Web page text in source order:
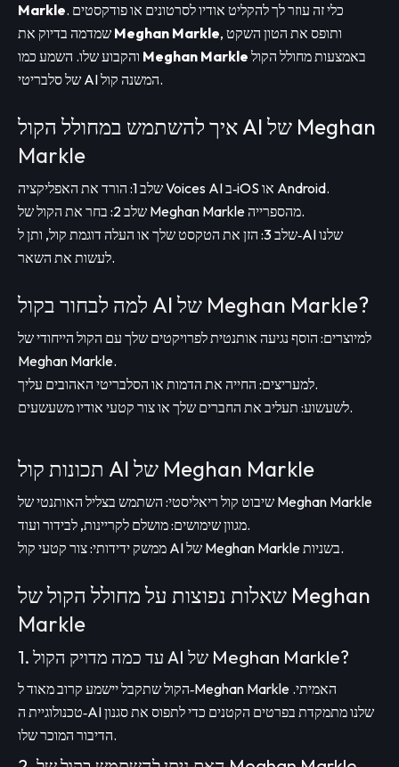
Markle. כלי זה עוזר לך להקליט אודיו לסרטונים או פודקסטים
Meghan Markle, ותופס את הטון השקט
Meghan Markle
של סלבריטי AI המשנה קול.
איך להשתמש במחולל הקול AI של Meghan
Markle
שלב 1: הורד את האפליקציה Voices AI ב‑iOS או Android.
שלב 2: בחר את הקול של Meghan Markle מהספרייה.
שלב 3: הזן את הטקסט שלך או העלה דוגמת קול, ותן ל‑AI שלנו
לעשות את השאר.
למה לבחור בקול AI של Meghan Markle?
למיוצרים: הוסף נגיעה אותנטית לפרויקטים שלך עם הקול הייחודי של
Meghan Markle.
למעריצים: החייה את הדמות או הסלבריטי האהובים עליך.
לשעשוע: תעליב את החברים שלך או צור קטעי אודיו משעשעים.
תכונות קול AI של Meghan Markle
שיבוט קול ריאליסטי: השתמש בצליל האותנטי של Meghan Markle
מגוון שימושים: מושלם לקריינות, לבידור ועוד.
ממשק ידידותי: צור קטעי קול AI של Meghan Markle בשניות.
שאלות נפוצות על מחולל הקול של Meghan
Markle
1. עד כמה מדויק הקול AI של Meghan Markle?
הקול שתקבל יישמע קרוב מאוד ל‑Meghan Markle האמיתי.
טכנולוגיית ה‑AI שלנו מתמקדת בפרטים הקטנים כדי לתפוס את סגנון
הדיבור המוכר שלו.